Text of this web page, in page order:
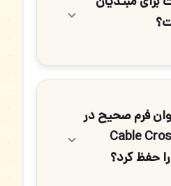
فرم صحیح در
Cable